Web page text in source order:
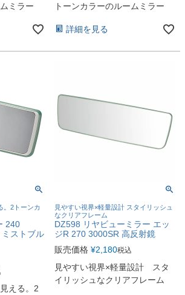
ミラー
トーンカラーのルームミラー
詳細を見る
。2トーンカ
240
ストブル
える。2
見やすい視界×軽量設計 スタイリッシュ
なクリアフレーム
DZ598 リヤビューミラー エッ
ジR 270 3000SR 高反射鏡
販売価格 ¥2,180税込
見やすい視界×軽量設計 スタ
イリッシュなクリアフレーム